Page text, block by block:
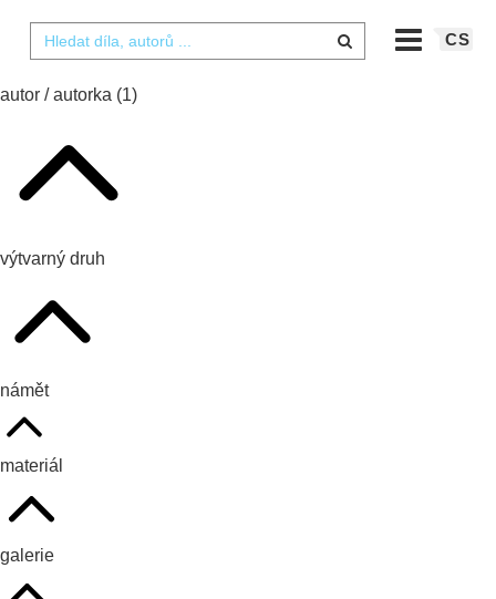
CS
autor / autorka (1)
výtvarný druh
námět
materiál
galerie